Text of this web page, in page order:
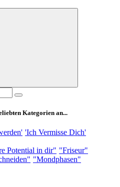
Kategorien an...
'Ich Vermisse Dich'
Potential in dir" "Friseur"
"Mondphasen"